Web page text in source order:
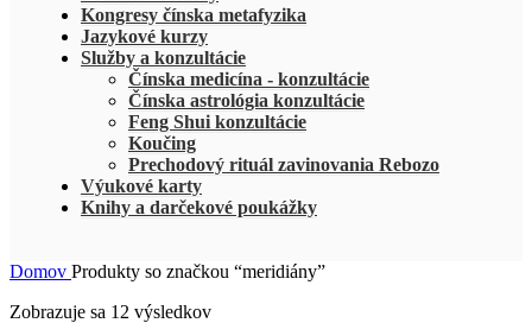
Kongresy čínska metafyzika
Jazykové kurzy
Služby a konzultácie
Čínska medicína - konzultácie
Čínska astrológia konzultácie
Feng Shui konzultácie
Koučing
Prechodový rituál zavinovania Rebozo
Výukové karty
Knihy a darčekové poukážky
Domov Produkty so značkou “meridiány”
Zobrazuje sa 12 výsledkov